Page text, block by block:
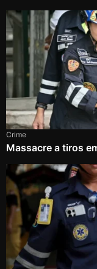
Crime
Massacre a tiros